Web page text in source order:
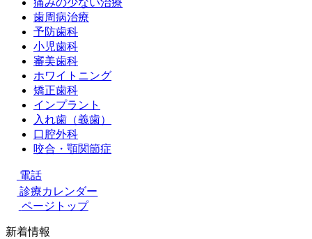
痛みの少ない治療
歯周病治療
予防歯科
小児歯科
審美歯科
ホワイトニング
矯正歯科
インプラント
入れ歯（義歯）
口腔外科
咬合・顎関節症
電話
診療カレンダー
ページトップ
新着情報